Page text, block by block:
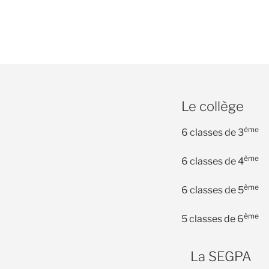
Le collège
6 classes de 3ème
6 classes de 4ème
6 classes de 5ème
5 classes de 6ème
La SEGPA